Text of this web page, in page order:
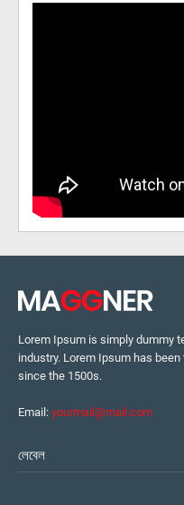
Lorem Ipsum is simply dummy
industry. Lorem Ipsum has
since the 1500s.
Email: yourmail@mail.com
লেবেল